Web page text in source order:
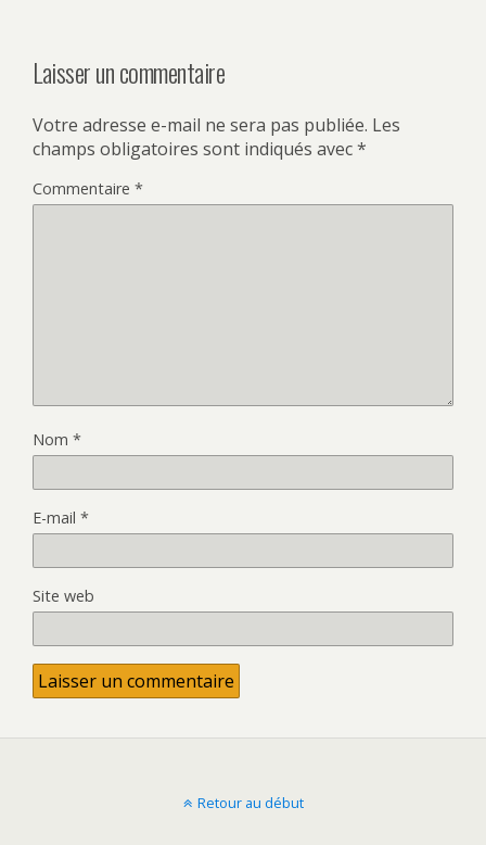
Laisser un commentaire
Votre adresse e-mail ne sera pas publiée. Les
champs obligatoires sont indiqués avec*
Commentaire *
Nom *
E-mail *
Site web
Retour au début